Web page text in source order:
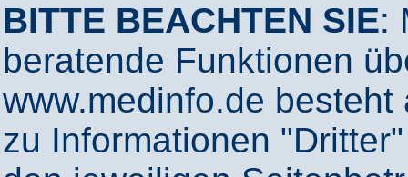
BITTE BEACHTEN SIE:
beratende Funktionen
www.medinfo.de
zu Informationen